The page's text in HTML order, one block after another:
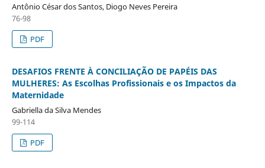
Antônio César dos Santos, Diogo Neves Pereira
76-98
PDF
DESAFIOS FRENTE À CONCILIAÇÃO DE PAPÉIS DAS
MULHERES: As Escolhas Profissionais e os Impactos da
Maternidade
Gabriella da Silva Mendes
99-114
PDF